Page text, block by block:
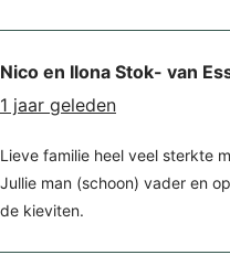
Nico en Ilona Stok- van
1 jaar geleden
Lieve familie heel veel sterkte
Jullie man (schoon) vader en
de kieviten.